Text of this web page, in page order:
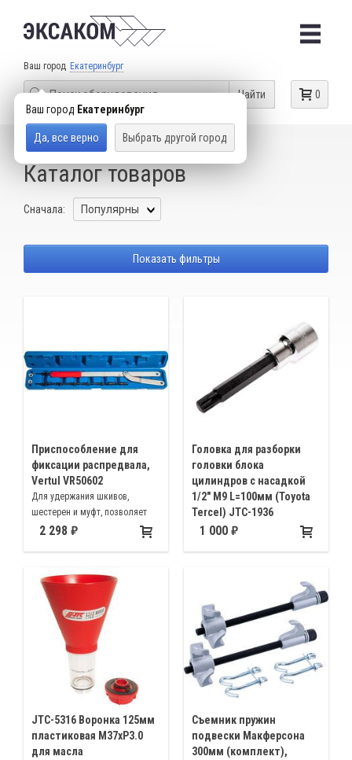
Ваш город Екатеринбург
Ваш город Екатеринбург
Да, все верно Выбрать другой город
0
Найти
КАТАЛОГ ТОВАРОВ TOYOTA
Сначала:
Каталог товаров
Показать фильтры
Приспособление для
фиксации распредвала,
Vertul VR50602
Для удержания шкивов,
шестерен и муфт, позволяет
зафиксировать шестерни для
конструкции подходит для
большинства автомобилей
2 298
Головка для разборки
головки блока
цилиндров с насадкой
1/2" M9 L=100мм (Toyota
Tercel) JTC-1936
Для болтов головки блока
1 000
JTC-5316 Воронка 125мм
пластиковая М37хP3.0
для масла
Cъемник пружин
подвески Макферсона
300мм (комплект),